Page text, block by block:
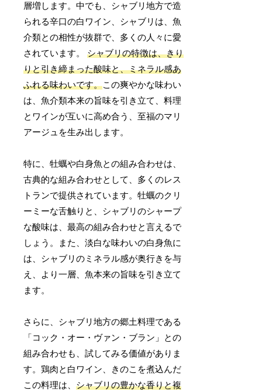
層増します。中でも、シャブリ地方で造
られる辛口の白ワイン、シャブリは、魚
介類との相性が抜群で、多くの人々に愛
されています。シャブリの特徴は、きり
りと引き締まった酸味と、ミネラル感あ
ふれる味わいです。この爽やかな味わい
は、魚介類本来の旨味を引き立て、料理
とワインが互いに高め合う、至福のマリ
アージュを生み出します。
特に、牡蠣や白身魚との組み合わせは、
古典的な組み合わせとして、多くのレス
トランで提供されています。牡蠣のクリ
ーミーな舌触りと、シャブリのシャープ
な酸味は、最高の組み合わせと言えるで
しょう。また、淡白な味わいの白身魚に
は、シャブリのミネラル感が奥行きを与
え、より一層、魚本来の旨味を引き立て
ます。
さらに、シャブリ地方の郷土料理である
「コック・オー・ヴァン・ブラン」との
組み合わせも、試してみる価値がありま
す。鶏肉と白ワイン、きのこを煮込んだ
この料理は、シャブリの豊かな香りと複